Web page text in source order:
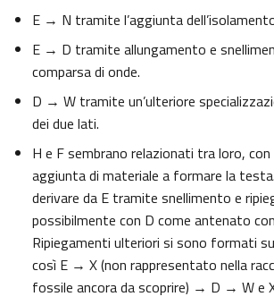
E → N tramite l’aggiunta
E → D tramite allungamento e
comparsa di onde.
D → W tramite un’ulteriore
dei due lati.
H e F sembrano relazionati tra loro,
aggiunta di materiale a formare la
derivare da E tramite snellimento e
possibilmente con D come antenato
Ripiegamenti ulteriori si sono formati
così E → X (non rappresentato nella
fossile ancora da scoprire) → D → W